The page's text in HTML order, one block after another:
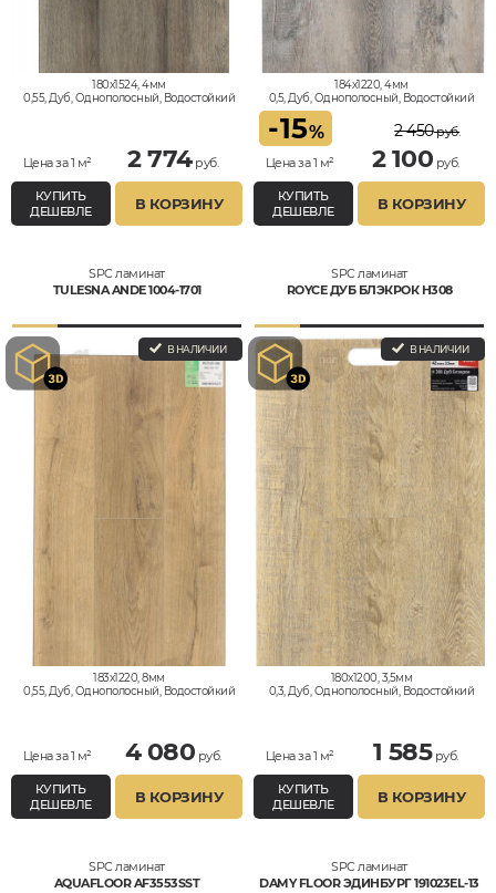
180x1524, 4мм
0,55, Дуб, Однополосный, Водостойкий
Цена за 1 м² 2 774руб.
КУПИТЬ
ДЕШЕВЛЕ
В КОРЗИНУ
184x1220, 4мм
0,5, Дуб, Однополосный, Водостойкий
-15%
Цена за 1 м²
2 450руб.
2 100 руб.
КУПИТЬ
ДЕШЕВЛЕ
В КОРЗИНУ
SPC ламинат
TULESNA ANDE 1004-1701
В НАЛИЧИИ
183x1220, 8мм
0,55, Дуб, Однополосный, Водостойкий
Цена за 1 м² 4 080 руб.
КУПИТЬ
ДЕШЕВЛЕ
В КОРЗИНУ
SPC ламинат
ROYCE ДУБ БЛЭКРОК H308
В НАЛИЧИИ
180x1200, 3,5мм
0,3, Дуб, Однополосный, Водостойкий
Цена за 1 м² 1 585руб.
КУПИТЬ
ДЕШЕВЛЕ
В КОРЗИНУ
SPC ламинат
AQUAFLOOR AF3553SST
SPC ламинат
DAMY FLOOR ЭДИНБУРГ 191023EL-13